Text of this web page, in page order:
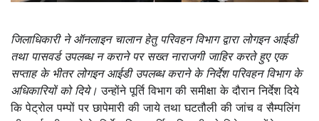
जिलाधिकारी ने ऑनलाइन चालान हेतु परिवहन विभाग द्वारा लोगइन आईडी
तथा पासवर्ड उपलब्ध न कराने पर सख्त नाराजगी जाहिर करते हुए एक
सप्ताह के भीतर लोगइन आईडी उपलब्ध कराने के निर्देश परिवहन विभाग के
अधिकारियों को दिये। उन्होंने पूर्ति विभाग की समीक्षा के दौरान निर्देश दिये
कि पेट्रोल पम्पों पर छापेमारी की जाये तथा घटतौली की जांच व सैम्पलिंग